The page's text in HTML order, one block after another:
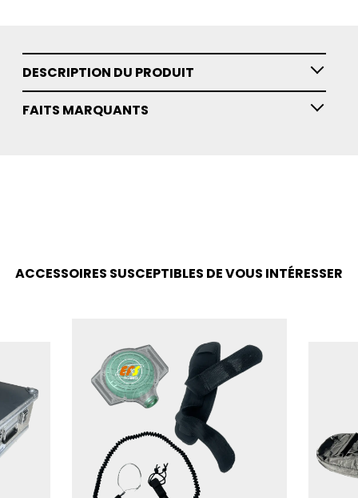
DESCRIPTION DU PRODUIT
FAITS MARQUANTS
ACCESSOIRES SUSCEPTIBLES DE VOUS INTÉRESSER